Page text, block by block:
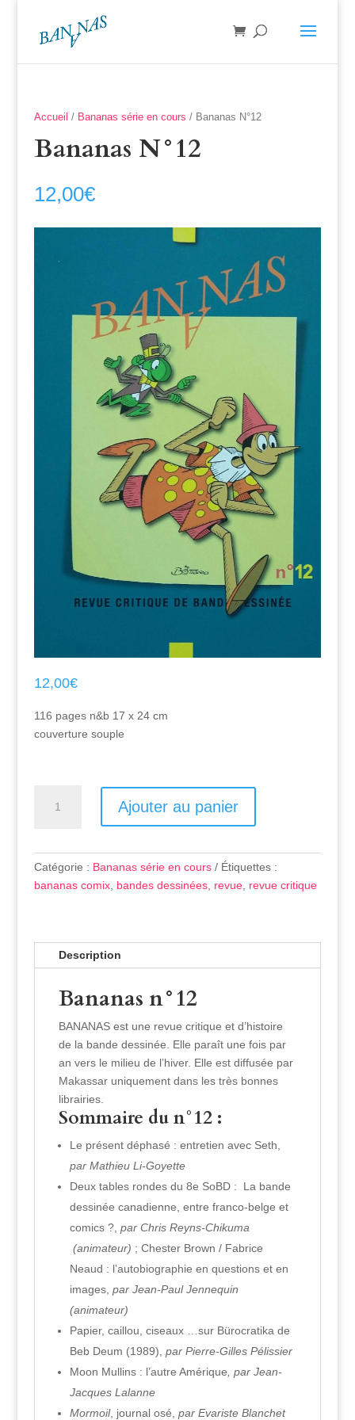
Accueil / Bananas série en cours / Bananas N°12
Bananas N°12
12,00€
12,00€
116 pages n&b 17 x 24 cm
couverture souple
Ajouter au panier
Catégorie : Bananas série en cours
Étiquettes :
bananas comix, bandes dessinées, revue, revue critique
Description
Bananas n°12
BANANAS est une revue critique et d’histoire
de la bande dessinée. Elle paraît une fois par
an vers le milieu de l’hiver. Elle est diffusée par
Makassar uniquement dans les très bonnes
librairies.
Sommaire du n°12 :
Le présent déphasé : entretien avec Seth,
par Mathieu Li-Goyette
Deux tables rondes du 8e SoBD : La bande
dessinée canadienne, entre franco-belge et
comics ?, par Chris Reyns-Chikuma
(animateur) ; Chester Brown / Fabrice
Neaud : l’autobiographie en questions et en
images, par Jean-Paul Jennequin
(animateur)
Papier, caillou, ciseaux …sur Bürocratika de
Beb Deum (1989), par Pierre-Gilles Pélissier
Moon Mullins : l’autre Amérique , par Jean-
Jacques Lalanne
Mormoil, journal osé, par Evariste Blanchet